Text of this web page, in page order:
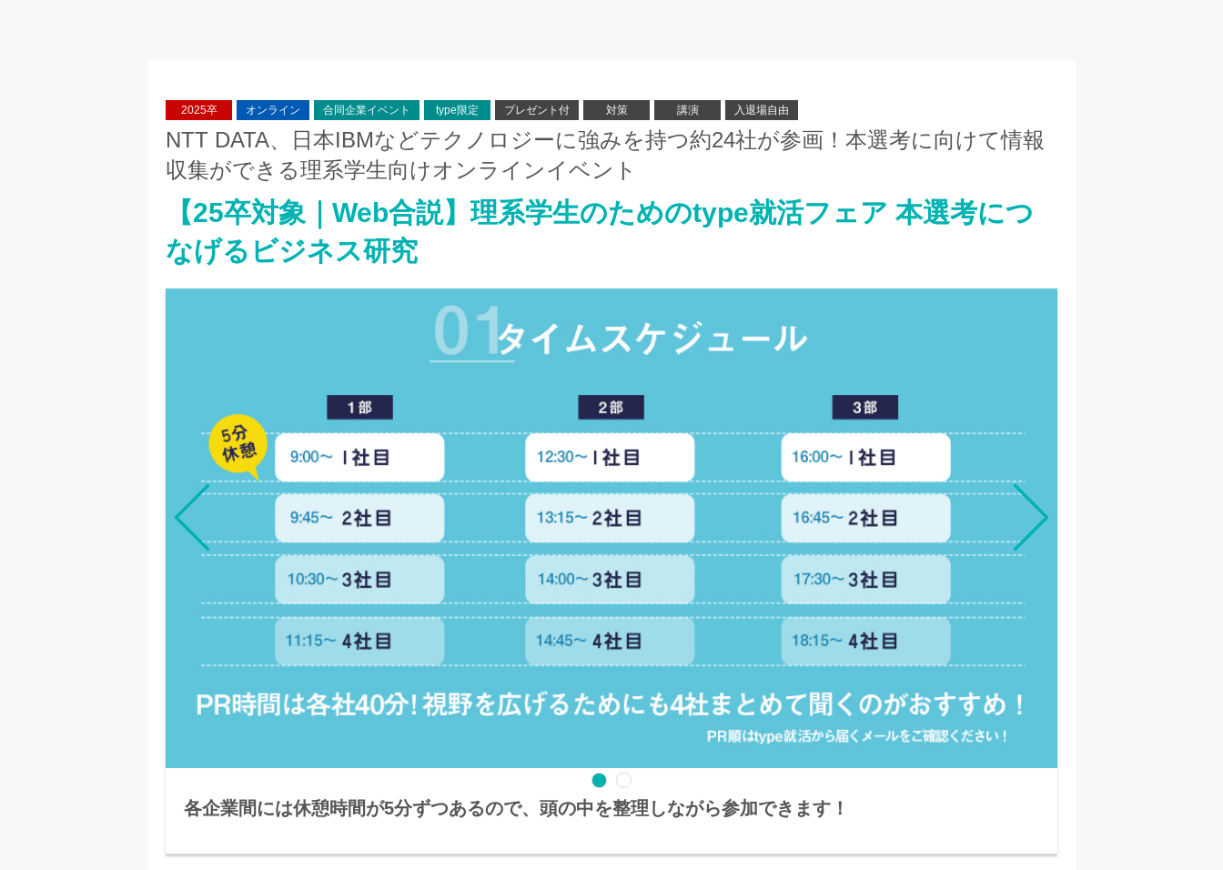
2025卒 オンライン 合同企業イベント type限定 プレゼント付 対策 講演 入退場自由
NTT DATA、日本IBMなどテクノロジーに強みを持つ約24社が参画！本選考に向けて情報
収集ができる理系学生向けオンラインイベント
【25卒対象｜Web合説】理系学生のためのtype就活フェア 本選考につ
なげるビジネス研究
各企業間には休憩時間が5分ずつあるので、頭の中を整理しながら参加できます！